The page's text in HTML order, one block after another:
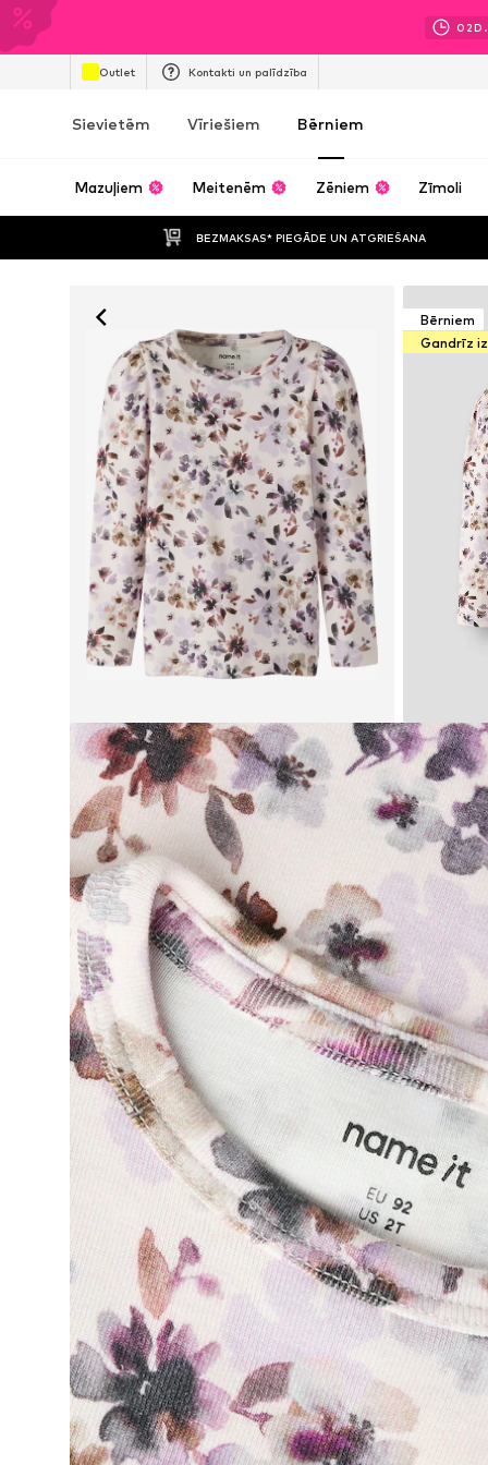
02D.
Outlet Kontakti un palīdzība
Sievietēm Vīriešiem Bērniem
Mazuļiem Meitenēm Zēniem Zīmoli
BEZMAKSAS* PIEGĀDE UN ATGRIEŠANA
Bērniem
Gandrīz